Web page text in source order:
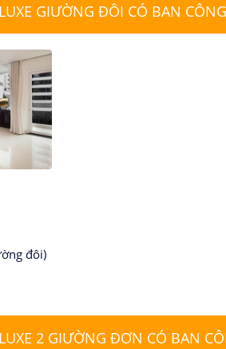
GIƯỜNG ĐÔI CÓ BAN CÔNG
đôi)
2 GIƯỜNG ĐƠN CÓ BAN